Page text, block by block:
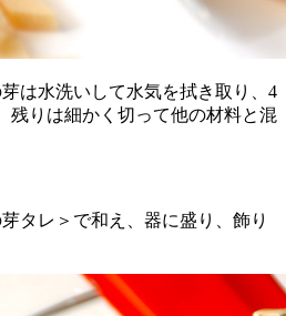
は水洗いして水気を拭き取り、4
残りは細かく切って他の材料と混
タレ＞で和え、器に盛り、飾り